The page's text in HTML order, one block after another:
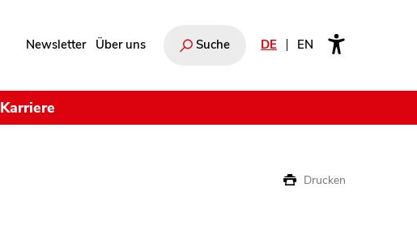
Newsletter Über uns Suche DE EN
Karriere
Drucken